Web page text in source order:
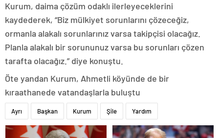
Kurum, daima çözüm odaklı ilerleyeceklerini
kaydederek, “Biz mülkiyet sorunlarını çözeceğiz,
ormanla alakalı sorunlarınız varsa takipçisi olacağız.
Planla alakalı bir sorununuz varsa bu sorunları çözen
tarafta olacağız.” diye konuştu.
Öte yandan Kurum, Ahmetli köyünde de bir
kıraathanede vatandaşlarla buluştu
Ayrı Başkan Kurum Şile Yardım